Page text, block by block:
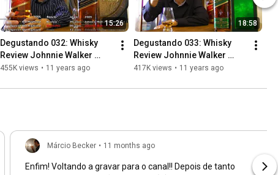
15:26
Degustando 032: Whisky
Review Johnnie Walker
Black Label
455K views • 11 years ago
18:58
Degustando 033: Whisky
Review Johnnie Walker
Green Label
417K views • 11 years ago
Márcio Becker • 11 months ago
Enfim! Voltando a gravar para o canal!! Depois de tanto